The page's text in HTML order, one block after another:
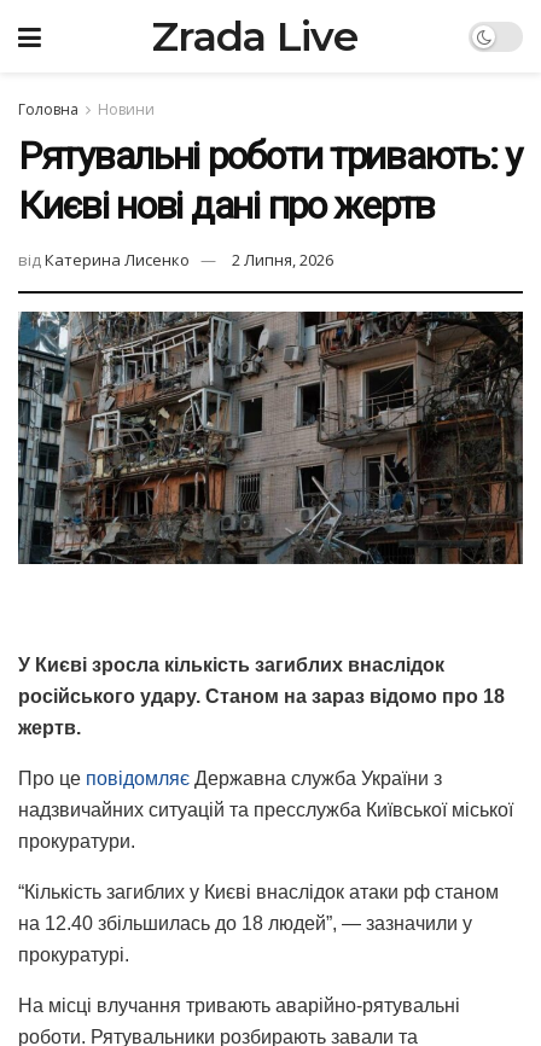
Zrada Live
Головна Новини
Рятувальні роботи тривають: у
Києві нові дані про жертв
відКатерина Лисенко 2 Липня, 2026
У Києві зросла кількість загиблих внаслідок
російського удару. Станом на зараз відомо про 18
жертв.
Про це повідомляє Державна служба України з
надзвичайних ситуацій та пресслужба Київської міської
прокуратури.
“Кількість загиблих у Києві внаслідок атаки рф станом
на 12.40 збільшилась до 18 людей”, — зазначили у
прокуратурі.
На місці влучання тривають аварійно-рятувальні
роботи. Рятувальники розбирають завали та